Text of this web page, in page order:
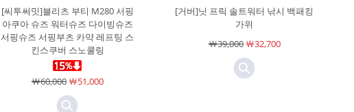
[씨투써밋]블리츠 부티 M280 서핑
아쿠아 슈즈 워터슈즈 다이빙슈즈
서핑슈즈 서핑부츠 카약 레프팅 스
킨스쿠버 스노쿨링
￦60,000￦51,000
[거버]닛 프릭 솔트워터 낚시 백패킹
가위
￦39,000￦32,700